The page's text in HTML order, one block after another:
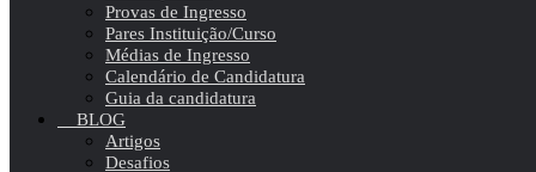
Provas de Ingresso
Pares Instituição/Curso
Médias de Ingresso
Calendário de Candidatura
Guia da candidatura
BLOG
Artigos
Desafios